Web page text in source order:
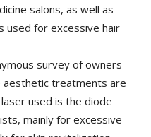
salons, as well as
used for excessive hair
survey of owners
aesthetic treatments are
used is the diode
mainly for excessive